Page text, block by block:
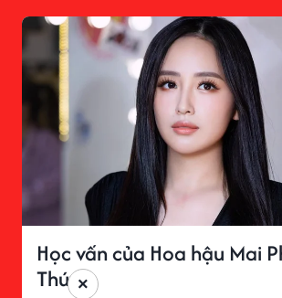
Học vấn của Hoa hậu Mai
Thúy×